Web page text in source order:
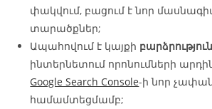
փակվում, բացում է նոր
տարածքներ;
Ապահովում է կայքի
ինտերնետում որոնումների
Google Search Console-ի նոր
համամտեցմամբ;